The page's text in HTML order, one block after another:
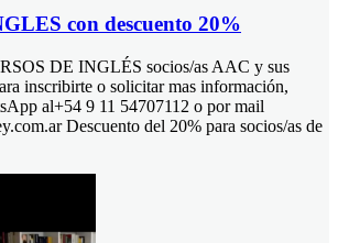
con descuento 20%
DE INGLÉS socios/as AAC y sus
inscribirte o solicitar mas información,
al+54 9 11 54707112 o por mail
Descuento del 20% para socios/as de